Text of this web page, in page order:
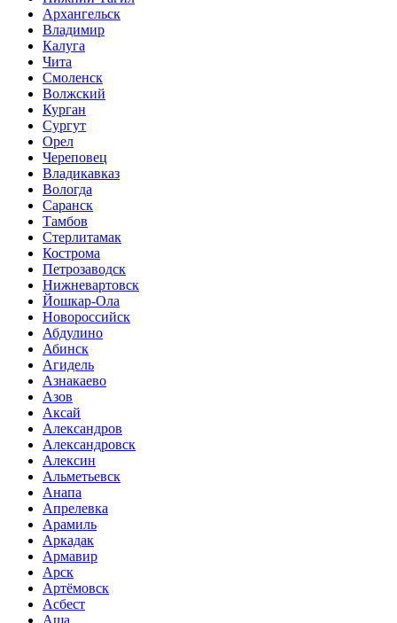
Архангельск
Владимир
Калуга
Чита
Смоленск
Волжский
Курган
Сургут
Орел
Череповец
Владикавказ
Вологда
Саранск
Тамбов
Стерлитамак
Кострома
Петрозаводск
Нижневартовск
Йошкар-Ола
Новороссийск
Абдулино
Абинск
Агидель
Азнакаево
Азов
Аксай
Александров
Александровск
Алексин
Альметьевск
Анапа
Апрелевка
Арамиль
Аркадак
Армавир
Арск
Артёмовск
Асбест
Аша